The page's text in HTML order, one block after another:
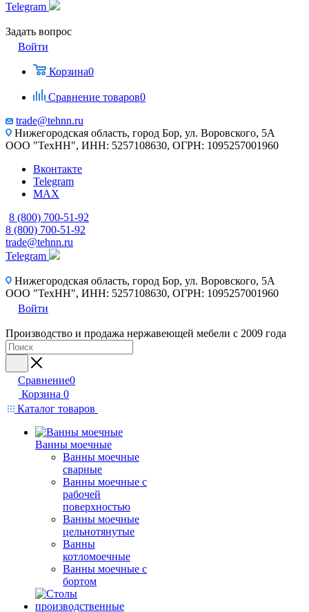
Telegram
Задать вопрос
Войти
Корзина0
Сравнение товаров0
trade@tehnn.ru
Нижегородская область, город Бор, ул. Воровского, 5А
ООО "ТехНН", ИНН: 5257108630, ОГРН: 1095257001960
Вконтакте
Telegram
MAX
8 (800) 700-51-92
8 (800) 700-51-92
trade@tehnn.ru
Telegram
Нижегородская область, город Бор, ул. Воровского, 5А
ООО "ТехНН", ИНН: 5257108630, ОГРН: 1095257001960
Войти
Производство и продажа нержавеющей мебели с 2009 года
Сравнение0
Корзина 0
Каталог товаров
Ванны моечные
Ванны моечные
сварные
Ванны моечные с
рабочей
поверхностью
Ванны моечные
цельнотянутые
Ванны
котломоечные
Ванны моечные с
бортом